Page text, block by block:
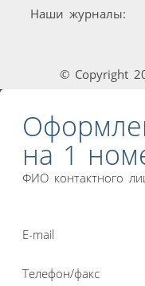
Наши журналы:
© Copyright
на 1
ФИО контактного
E-mail
Телефон/факс